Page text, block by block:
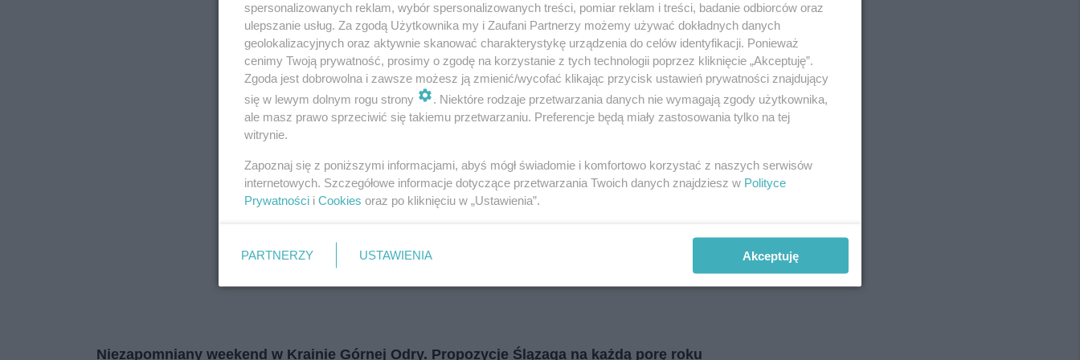
Niezapomniany weekend w Krainie Górnej Odry. Propozycje Ślązaga na każdą porę roku
zapoznać się z:
polityką prywatności regulamin korzystania z portali
Tarnowskie Góry
Ruda Śląska
Świętochłowice
Tychy
Bytom
Katowice
Zabrze
Zagłębie
Redakcja
Newsletter
Reklama
spersonalizowanych reklam, wybór spersonalizowanych treści, pomiar reklam i treści, badanie odbiorców oraz
ulepszanie usług. Za zgodą Użytkownika my i Zaufani Partnerzy możemy używać dokładnych danych
geolokalizacyjnych oraz aktywnie skanować charakterystykę urządzenia do celów identyfikacji. Ponieważ
cenimy Twoją prywatność, prosimy o zgodę na korzystanie z tych technologii poprzez kliknięcie „Akceptuję”.
Zgoda jest dobrowolna i zawsze możesz ją zmienić/wycofać klikając przycisk ustawień prywatności znajdujący
się w lewym dolnym rogu strony
. Niektóre rodzaje przetwarzania danych nie wymagają zgody użytkownika,
ale masz prawo sprzeciwić się takiemu przetwarzaniu. Preferencje będą miały zastosowania tylko na tej
witrynie.
Zapoznaj się z poniższymi informacjami, abyś mógł świadomie i komfortowo korzystać z naszych serwisów
internetowych. Szczegółowe informacje dotyczące przetwarzania Twoich danych znajdziesz w Polityce
Prywatności i Cookies oraz po kliknięciu w „Ustawienia”.
PARTNERZY USTAWIENIA Akceptuję